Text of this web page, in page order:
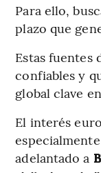
Para ello,
plazo que
Estas fuentes
confiables y
global clave
El interés
adelantado a